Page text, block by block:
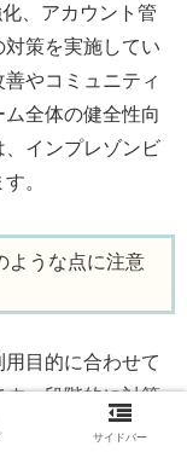
、アカウント管
策を実施してい
やコミュニティ
全体の健全性向
、インプレゾンビ
。
ような点に注意
目的に合わせて
。段階的に対策
することで、よ
サイドバー